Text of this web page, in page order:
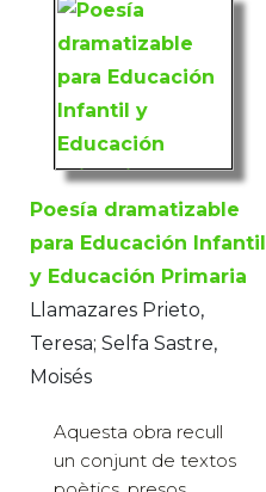
Poesía dramatizable
para Educación Infantil
y Educación Primaria
Llamazares Prieto,
Teresa; Selfa Sastre,
Moisés
Aquesta obra recull
un conjunt de textos